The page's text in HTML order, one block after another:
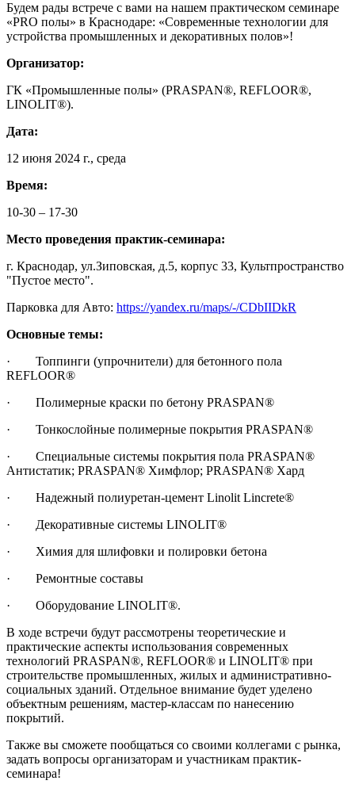
Будем рады встрече с вами на нашем практическом семинаре
«PRO полы» в Краснодаре: «Современные технологии для
устройства промышленных и декоративных полов»!
Организатор:
ГК «Промышленные полы» (PRASPAN®, REFLOOR®,
LINOLIT®).
Дата:
12 июня 2024 г., среда
Время:
10-30 – 17-30
Место проведения практик-семинара:
г. Краснодар, ул.Зиповская, д.5, корпус 33, Культпространство
"Пустое место".
Парковка для Авто: https://yandex.ru/maps/-/CDbIIDkR
Основные темы:
· Топпинги (упрочнители) для бетонного пола
REFLOOR®
· Полимерные краски по бетону PRASPAN®
· Тонкослойные полимерные покрытия PRASPAN®
· Специальные системы покрытия пола PRASPAN®
Антистатик; PRASPAN® Химфлор; PRASPAN® Хард
· Надежный полиуретан-цемент Linolit Lincrete®
· Декоративные системы LINOLIT®
· Химия для шлифовки и полировки бетона
· Ремонтные составы
· Оборудование LINOLIT®.
В ходе встречи будут рассмотрены теоретические и
практические аспекты использования современных
технологий PRASPAN®, REFLOOR® и LINOLIT® при
строительстве промышленных, жилых и административно-
социальных зданий. Отдельное внимание будет уделено
объектным решениям, мастер-классам по нанесению
покрытий.
Также вы сможете пообщаться со своими коллегами с рынка,
задать вопросы организаторам и участникам практик-
семинара!